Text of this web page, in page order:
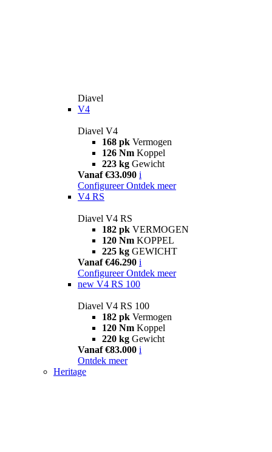
Diavel
V4
Diavel V4
168 pk Vermogen
126 Nm Koppel
223 kg Gewicht
Vanaf €33.090 i
Configureer Ontdek meer
V4 RS
Diavel V4 RS
182 pk VERMOGEN
120 Nm KOPPEL
225 kg GEWICHT
Vanaf €46.290 i
Configureer Ontdek meer
new V4 RS 100
Diavel V4 RS 100
182 pk Vermogen
120 Nm Koppel
220 kg Gewicht
Vanaf €83.000 i
Ontdek meer
Heritage